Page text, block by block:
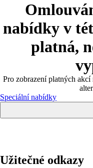
nabídky v
platná,
Pro zobrazení platných
Speciální nabídky
Užitečné odkazy